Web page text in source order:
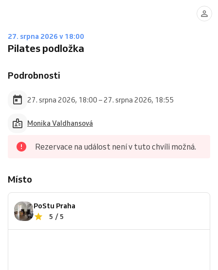
27. srpna 2026 v 18:00
Pilates podložka
Podrobnosti
27. srpna 2026, 18:00 – 27. srpna 2026, 18:55
Monika Valdhansová
Rezervace na událost není v tuto chvíli možná.
Místo
PoStu Praha
5 / 5